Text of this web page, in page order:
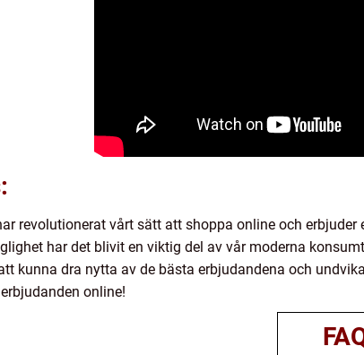
revolutionerat vårt sätt att shoppa online och
har det blivit en viktig del av vår moderna
kunna dra nytta av de bästa erbjudandena och
online!